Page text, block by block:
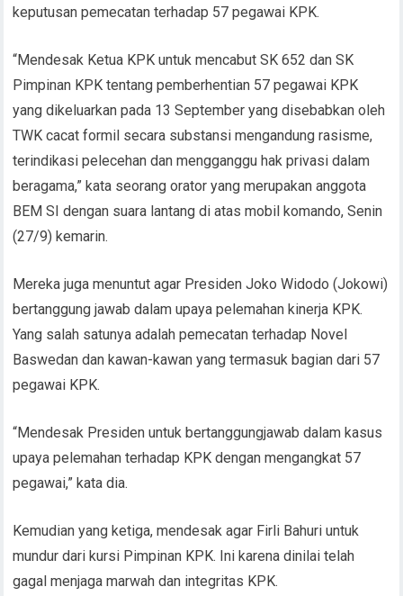
keputusan pemecatan terhadap 57 pegawai KPK.
“Mendesak Ketua KPK untuk mencabut SK 652 dan SK
Pimpinan KPK tentang pemberhentian 57 pegawai KPK
yang dikeluarkan pada 13 September yang disebabkan oleh
TWK cacat formil secara substansi mengandung rasisme,
terindikasi pelecehan dan mengganggu hak privasi dalam
beragama,” kata seorang orator yang merupakan anggota
BEM SI dengan suara lantang di atas mobil komando, Senin
(27/9) kemarin.
Mereka juga menuntut agar Presiden Joko Widodo (Jokowi)
bertanggung jawab dalam upaya pelemahan kinerja KPK.
Yang salah satunya adalah pemecatan terhadap Novel
Baswedan dan kawan-kawan yang termasuk bagian dari 57
pegawai KPK.
“Mendesak Presiden untuk bertanggungjawab dalam kasus
upaya pelemahan terhadap KPK dengan mengangkat 57
pegawai,” kata dia.
Kemudian yang ketiga, mendesak agar Firli Bahuri untuk
mundur dari kursi Pimpinan KPK. Ini karena dinilai telah
gagal menjaga marwah dan integritas KPK.